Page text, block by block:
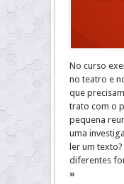
No curso
no teatro e
que
trato com o
pequena
uma
ler um
diferentes
»